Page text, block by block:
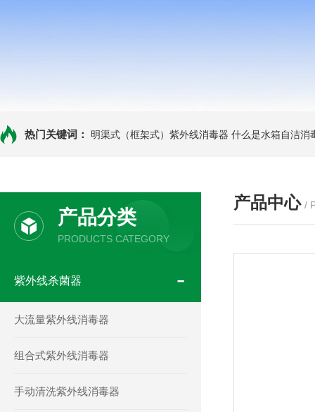
热门关键词： 明渠式（框架式）紫外线消毒器 什么是水箱自洁消
产品分类
PRODUCTS CATEGORY
紫外线杀菌器
大流量紫外线消毒器
组合式紫外线消毒器
手动清洗紫外线消毒器
产品中心 /